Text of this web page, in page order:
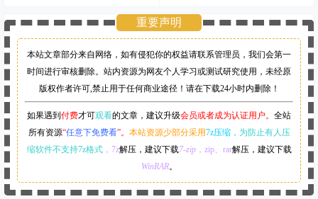
重要声明
本站文章部分来自网络，如有侵犯你的权益请联系管理员， 我们会第一
时间进行审核删除。站内资源为网友个人学习或测试研究使用，未经原
版权作者许可,禁止用于任何商业途径！请在下载24小时内删除！
如果遇到 付费才可观看的文章，建议升级会员或者成为认证用户。 全站
所有资源“任意下免费看”。 本站资源少部分采用7z压缩， 为防止有人压
缩软件不支持7z格式，7z解压，建议下载7-zip，zip、rar解压，建议下载
WinRAR。